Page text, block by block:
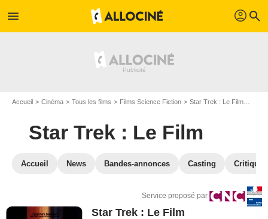
menu profil search
Accueil Cinéma Tous les films Films Science Fiction Star Trek : Le Film
Star Trek : Le Film
Accueil News Bandes-annonces Casting
Service proposé par
Star Trek : Le Film